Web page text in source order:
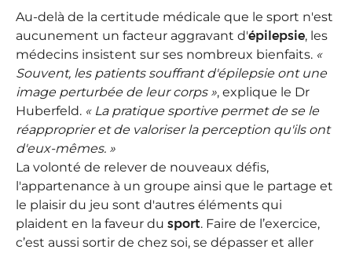
Au-delà de la certitude médicale que le sport n'est
aucunement un facteur aggravant d'épilepsie, les
médecins insistent sur ses nombreux bienfaits. «
Souvent, les patients souffrant d'épilepsie ont une
image perturbée de leur corps », explique le Dr
Huberfeld. « La pratique sportive permet de se le
réapproprier et de valoriser la perception qu'ils ont
d'eux-mêmes. »
La volonté de relever de nouveaux défis,
l'appartenance à un groupe ainsi que le partage et
le plaisir du jeu sont d'autres éléments qui
plaident en la faveur du sport. Faire de l’exercice,
c’est aussi sortir de chez soi, se dépasser et aller